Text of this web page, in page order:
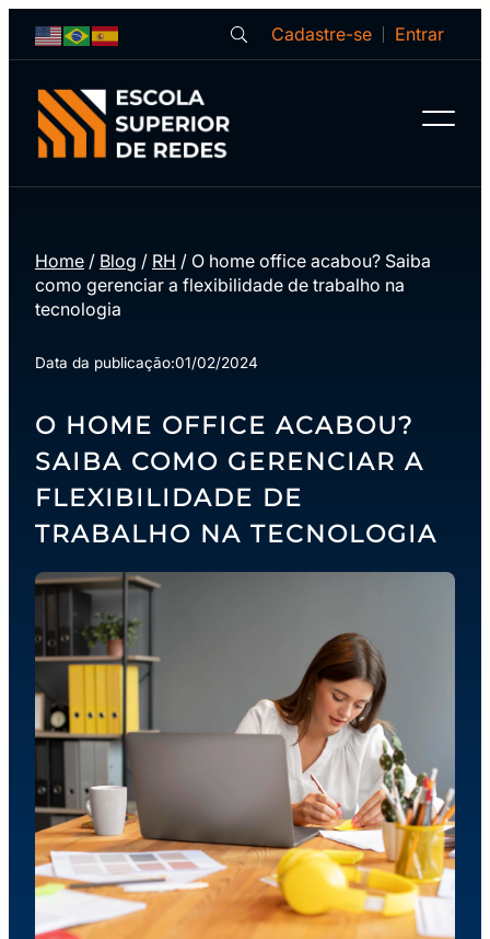
Cadastre-se Entrar
Home / Blog / RH / O home office acabou? Saiba
como gerenciar a flexibilidade de trabalho na
tecnologia
Data da publicação:01/02/2024
O HOME OFFICE ACABOU?
SAIBA COMO GERENCIAR A
FLEXIBILIDADE DE
TRABALHO NA TECNOLOGIA